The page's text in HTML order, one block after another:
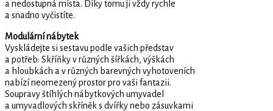
a nedostupná místa. Díky tomu ji vždy rychle
a snadno vyčistíte.
Modulární nábytek
Vyskládejte si sestavu podle vašich představ
a potřeb: Skříňky v různých šířkách, výškách
a hloubkách a v různých barevných vyhotoveních
nabízí neome­zený prostor pro vaši fantazii.
Soupravy štíhlých nábytkových umyvadel
a umyvadlových skříněk s dvířky nebo zásuvkami